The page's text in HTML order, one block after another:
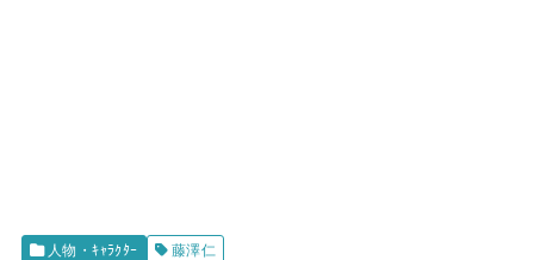
人物・ｷｬﾗｸﾀｰ 藤澤仁